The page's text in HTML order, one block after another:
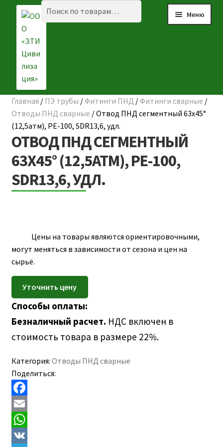
Перейти
навигации
Перейти
содержимому
Искать:
Поиск
Меню
☰ КАТАЛОГ
ГЛАВНАЯ
О КОМПАНИИ
НАШИ ОБЪЕКТЫ
КОНТАКТЫ
Главная / ПЭ трубы /Фитинги ПНД /Фитинги сварные /
Отводы ПНД сварные /Отвод ПНД сегментный 63х45°
(12,5атм), РЕ-100, SDR13,6, удл.
ОТВОД ПНД СЕГМЕНТНЫЙ
63Х45° (12,5АТМ), РЕ-100,
SDR13,6, УДЛ.
Цены на товары являются ориентировочными,
могут меняться в зависимости от сезона и цен на
сырьё.
Способы оплаты:
Безналичный расчет. НДС включен в
стоимость товара в размере 22%.
Категория: Отводы ПНД сварные
Поделиться:
F
a
c
E
m
W